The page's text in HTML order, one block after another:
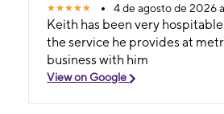
4 de agosto de 2026
Keith has been very hospitable and kind
the service he provides at metro I enjoy doing
business with him
View on Google